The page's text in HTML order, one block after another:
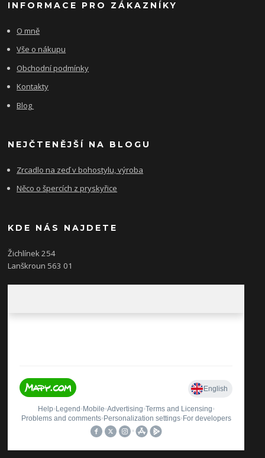
INFORMACE PRO ZÁKAZNÍKY
O mně
Vše o nákupu
Obchodní podmínky
Kontakty
Blog
NEJČTENĚJŠÍ NA BLOGU
Zrcadlo na zeď v bohostylu, výroba
Něco o špercích z pryskyřice
KDE NÁS NAJDETE
Žichlínek 254
Lanškroun 563 01